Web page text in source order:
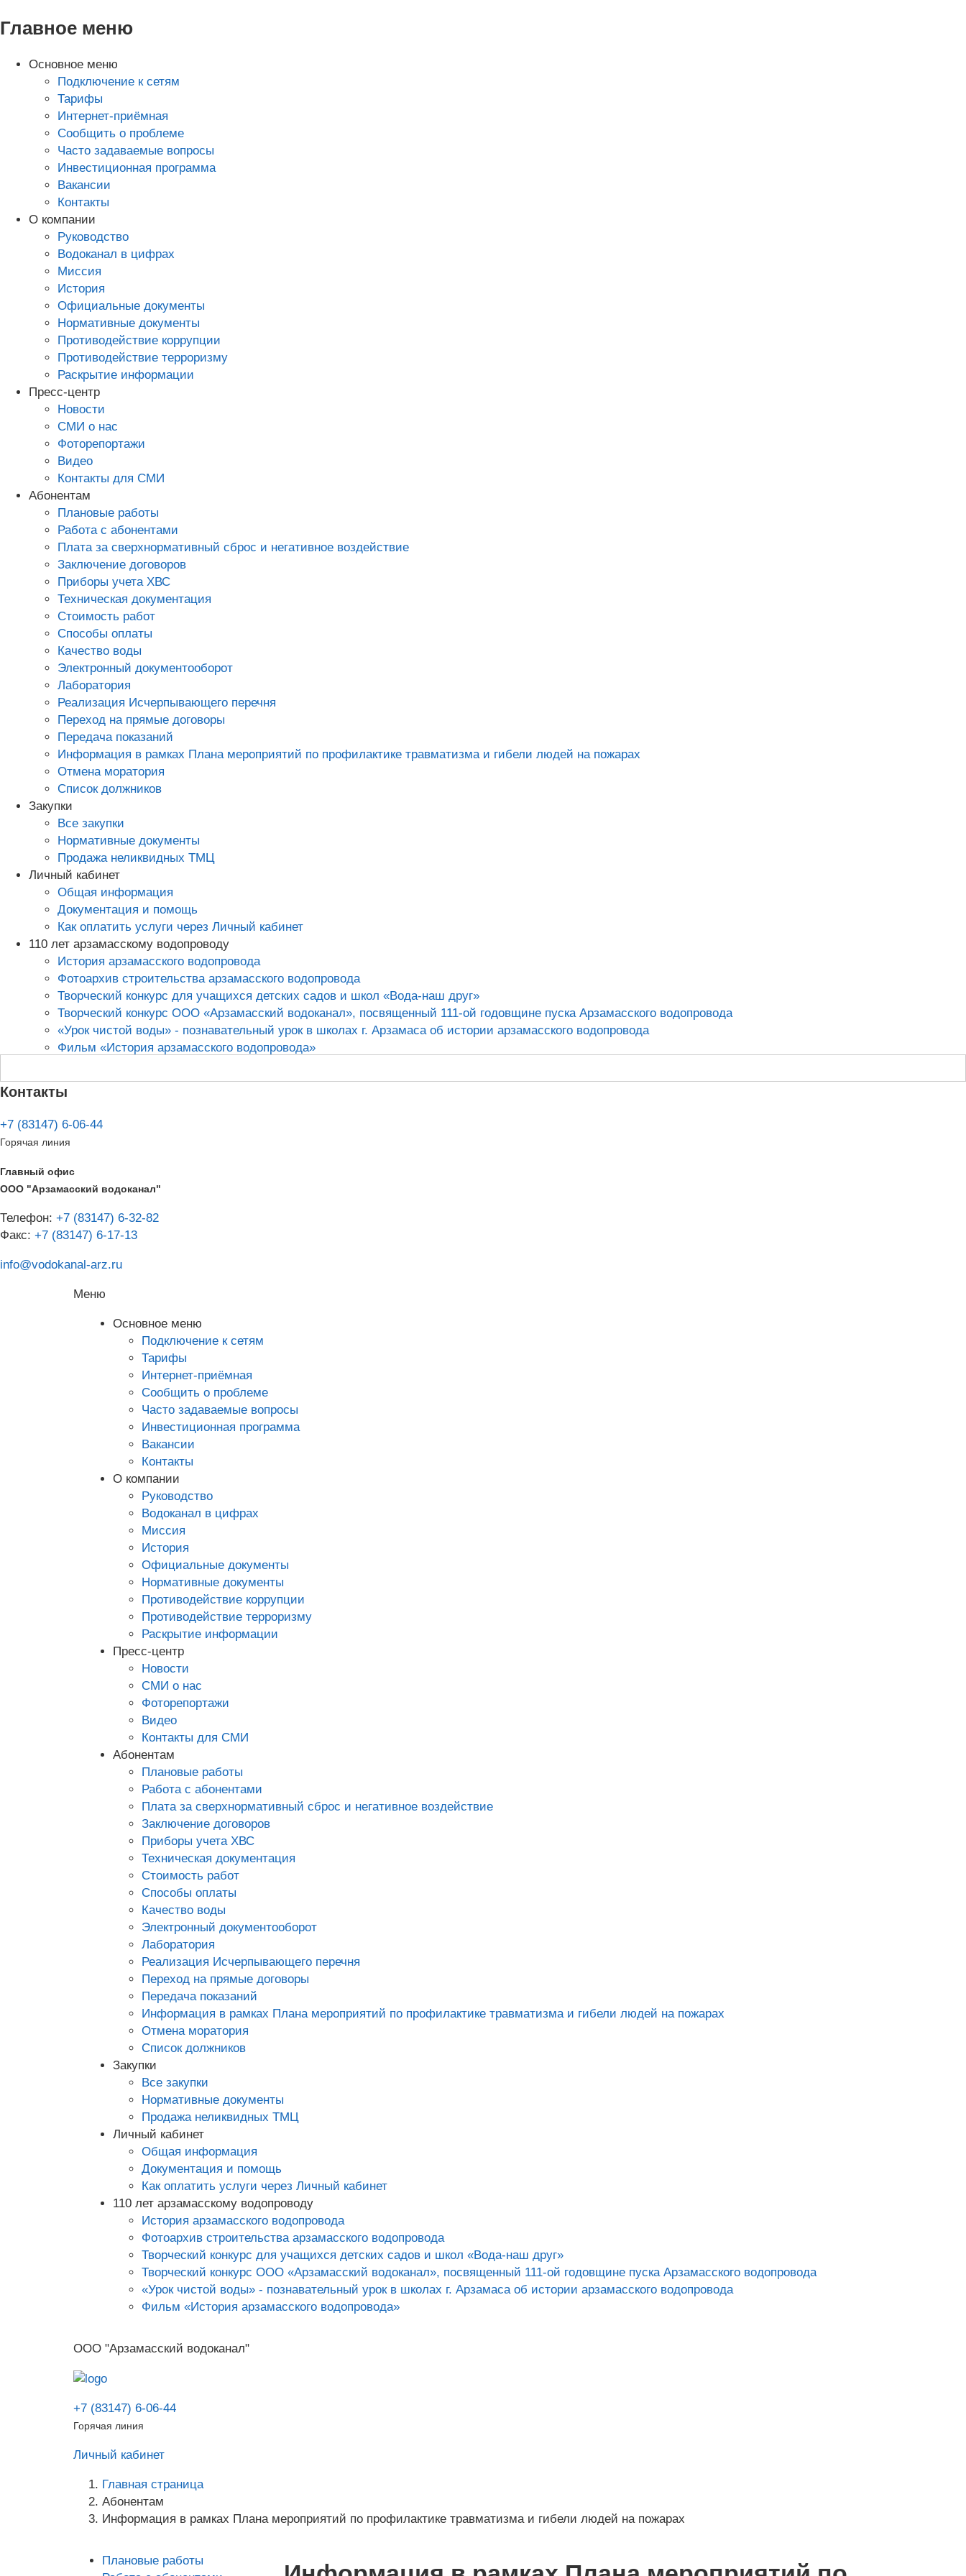
Главное меню
Основное меню
Подключение к сетям
Тарифы
Интернет-приёмная
Сообщить о проблеме
Часто задаваемые вопросы
Инвестиционная программа
Вакансии
Контакты
О компании
Руководство
Водоканал в цифрах
Миссия
История
Официальные документы
Нормативные документы
Противодействие коррупции
Противодействие терроризму
Раскрытие информации
Пресс-центр
Новости
СМИ о нас
Фоторепортажи
Видео
Контакты для СМИ
Абонентам
Плановые работы
Работа с абонентами
Плата за сверхнормативный сброс и негативное воздействие
Заключение договоров
Приборы учета ХВС
Техническая документация
Стоимость работ
Способы оплаты
Качество воды
Электронный документооборот
Лаборатория
Реализация Исчерпывающего перечня
Переход на прямые договоры
Передача показаний
Информация в рамках Плана мероприятий по профилактике травматизма и гибели людей на пожарах
Отмена моратория
Список должников
Закупки
Все закупки
Нормативные документы
Продажа неликвидных ТМЦ
Личный кабинет
Общая информация
Документация и помощь
Как оплатить услуги через Личный кабинет
110 лет арзамасскому водопроводу
История арзамасского водопровода
Фотоархив строительства арзамасского водопровода
Творческий конкурс для учащихся детских садов и школ «Вода-наш друг»
Творческий конкурс ООО «Арзамасский водоканал», посвященный 111-ой годовщине пуска Арзамасского водопровода
«Урок чистой воды» - познавательный урок в школах г. Арзамаса об истории арзамасского водопровода
Фильм «История арзамасского водопровода»
Контакты
+7 (83147) 6-06-44
Горячая линия
Главный офис
ООО "Арзамасский водоканал"
Телефон: +7 (83147) 6-32-82
Факс: +7 (83147) 6-17-13
info@vodokanal-arz.ru
Меню
Основное меню
Подключение к сетям
Тарифы
Интернет-приёмная
Сообщить о проблеме
Часто задаваемые вопросы
Инвестиционная программа
Вакансии
Контакты
О компании
Руководство
Водоканал в цифрах
Миссия
История
Официальные документы
Нормативные документы
Противодействие коррупции
Противодействие терроризму
Раскрытие информации
Пресс-центр
Новости
СМИ о нас
Фоторепортажи
Видео
Контакты для СМИ
Абонентам
Плановые работы
Работа с абонентами
Плата за сверхнормативный сброс и негативное воздействие
Заключение договоров
Приборы учета ХВС
Техническая документация
Стоимость работ
Способы оплаты
Качество воды
Электронный документооборот
Лаборатория
Реализация Исчерпывающего перечня
Переход на прямые договоры
Передача показаний
Информация в рамках Плана мероприятий по профилактике травматизма и гибели людей на пожарах
Отмена моратория
Список должников
Закупки
Все закупки
Нормативные документы
Продажа неликвидных ТМЦ
Личный кабинет
Общая информация
Документация и помощь
Как оплатить услуги через Личный кабинет
110 лет арзамасскому водопроводу
История арзамасского водопровода
Фотоархив строительства арзамасского водопровода
Творческий конкурс для учащихся детских садов и школ «Вода-наш друг»
Творческий конкурс ООО «Арзамасский водоканал», посвященный 111-ой годовщине пуска Арзамасского водопровода
«Урок чистой воды» - познавательный урок в школах г. Арзамаса об истории арзамасского водопровода
Фильм «История арзамасского водопровода»
ООО "Арзамасский водоканал"
+7 (83147) 6-06-44
Горячая линия
Личный кабинет
Главная страница
Абонентам
Информация в рамках Плана мероприятий по профилактике травматизма и гибели людей на пожарах
Плановые работы